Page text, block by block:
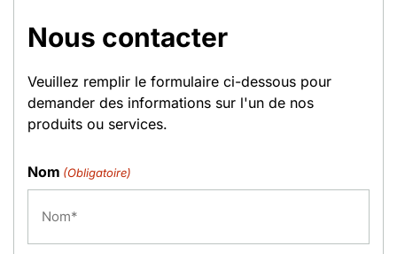
Nous contacter
Veuillez remplir le formulaire ci-dessous pour
demander des informations sur l'un de nos
produits ou services.
Nom (Obligatoire)